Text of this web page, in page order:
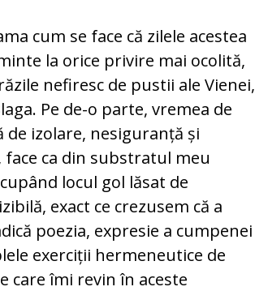
cum se face că zilele acestea
la orice privire mai ocolită,
nefiresc de pustii ale Vienei,
Pe de-o parte, vremea de
de izolare, nesiguranță și
face ca din substratul meu
locul gol lăsat de
exact ce crezusem că a
poezia, expresie a cumpenei
exerciții hermeneutice de
care îmi revin în aceste